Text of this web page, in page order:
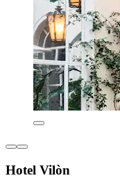
Hotel Vilòn